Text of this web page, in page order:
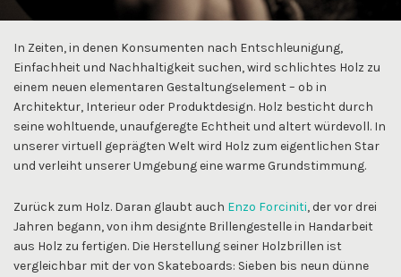
In Zeiten, in denen Konsumenten nach Entschleunigung,
Einfachheit und Nachhaltigkeit suchen, wird schlichtes Holz zu
einem neuen elementaren Gestaltungselement – ob in
Architektur, Interieur oder Produktdesign. Holz besticht durch
seine wohltuende, unaufgeregte Echtheit und altert würdevoll. In
unserer virtuell geprägten Welt wird Holz zum eigentlichen Star
und verleiht unserer Umgebung eine warme Grundstimmung.
Zurück zum Holz. Daran glaubt auch Enzo Forciniti, der vor drei
Jahren begann, von ihm designte Brillengestelle in Handarbeit
aus Holz zu fertigen. Die Herstellung seiner Holzbrillen ist
vergleichbar mit der von Skateboards: Sieben bis neun dünne